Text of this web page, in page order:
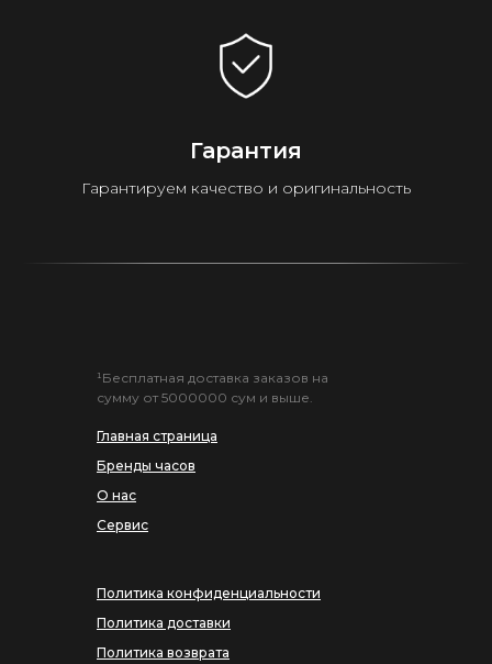
Гарантия
Гарантируем качество и оригинальность
Главная страница
Бренды часов
О нас
Сервис
¹Бесплатная доставка заказов на
сумму от 5000000 сум и выше.
Политика конфиденциальности
Политика доставки
Политика возврата